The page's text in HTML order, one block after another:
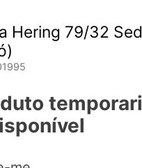
Hering 79/32